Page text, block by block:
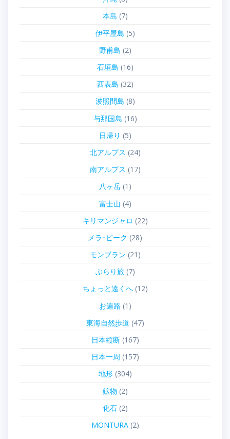
本島 (7)
伊平屋島 (5)
野甫島 (2)
石垣島 (16)
西表島 (32)
波照間島 (8)
与那国島 (16)
日帰り (5)
北アルプス (24)
南アルプス (17)
八ヶ岳(1)
富士山 (4)
キリマンジャロ (22)
メラ･ピーク (28)
モンブラン (21)
ぶらり旅(7)
ちょっと遠くへ(12)
お遍路 (1)
東海自然歩道 (47)
日本縦断(167)
日本一周 (157)
地形(304)
鉱物 (2)
化石(2)
MONTURA(2)